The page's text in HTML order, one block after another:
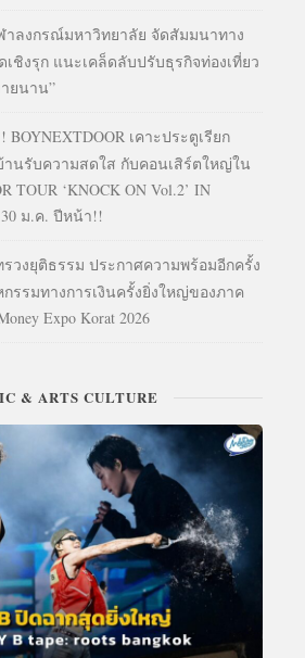
ลงกรณ์มหาวิทยาลัย จัดสัมมนาทาง
ชิงรุก แนะเคล็ดลับปรับธุรกิจท่องเที่ยว
ยนาน”
เคาะประตูเรียก
านรับความสดใส กับคอนเสิร์ตใหญ่ใน
TOUR ‘KNOCK ON Vol.2’ IN
30 ม.ค. ปีหน้า!!
วงยุติธรรม ประกาศความพร้อมอีกครั้ง
รรมทางการเงินครั้งยิ่งใหญ่ของภาค
Expo Korat 2026
& ARTS CULTURE